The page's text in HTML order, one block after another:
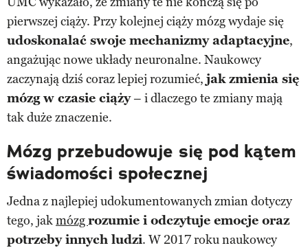
pierwszej ciąży. Przy kolejnej ciąży mózg wydaje się
udoskonalać swoje mechanizmy adaptacyjne,
angażując nowe układy neuronalne. Naukowcy
zaczynają dziś coraz lepiej rozumieć, jak zmienia się
mózg w czasie ciąży– i dlaczego te zmiany mają
tak duże znaczenie.
Mózg przebudowuje się pod kątem
świadomości społecznej
Jedna z najlepiej udokumentowanych zmian dotyczy
tego, jakmózgrozumie i odczytuje emocje oraz
potrzeby innych ludzi. W 2017 roku naukowcy